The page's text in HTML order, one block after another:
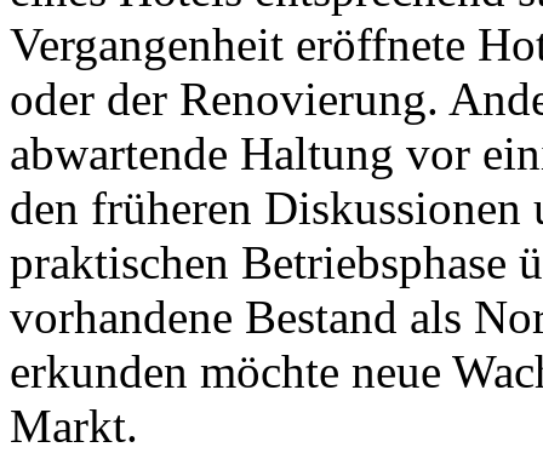
Vergangenheit eröffnete
oder der Renovierung.
abwartende Haltung vor
den früheren
praktischen Betriebsphase
vorhandene Bestand als
erkunden möchte neue
Markt.